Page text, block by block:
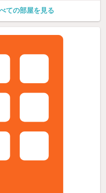
ての部屋を見る